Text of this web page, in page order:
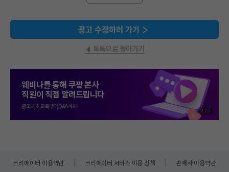
광고 수정하러 가기
목록으로 돌아가기
웨비나를 통해 쿠팡 본사
직원이 직접 알려드립니다
광고 기초 교육부터 Q&A까지!
2 / 2
크리에이터 이용약관 크리에이터 서비스 이용 정책 판매자 이용약관